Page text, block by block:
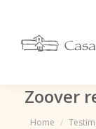
Zoover
Je bent hier:
Home